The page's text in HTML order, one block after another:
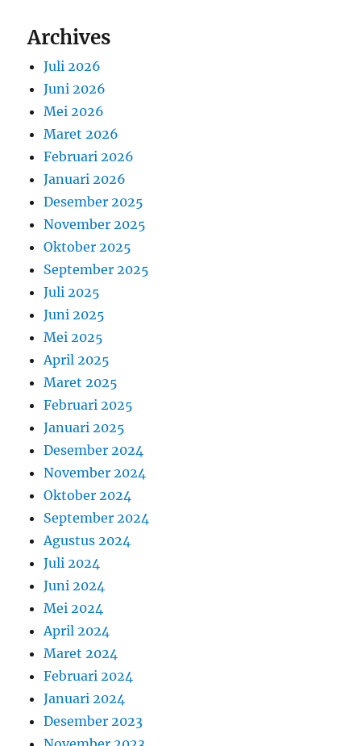
Archives
Juli 2026
Juni 2026
Mei 2026
Maret 2026
Februari 2026
Januari 2026
Desember 2025
November 2025
Oktober 2025
September 2025
Juli 2025
Juni 2025
Mei 2025
April 2025
Maret 2025
Februari 2025
Januari 2025
Desember 2024
November 2024
Oktober 2024
September 2024
Agustus 2024
Juli 2024
Juni 2024
Mei 2024
April 2024
Maret 2024
Februari 2024
Januari 2024
Desember 2023